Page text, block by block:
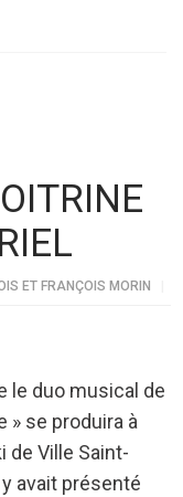
ET FRANÇOIS MORIN
le duo musical de
» se produira à
de Ville Saint-
avait présenté